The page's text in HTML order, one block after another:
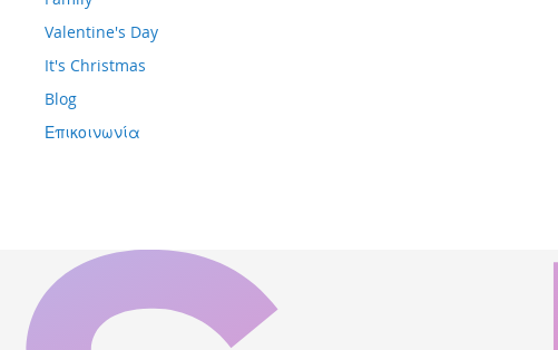
Valentine's Day
It's Christmas
Blog
Επικοινωνία